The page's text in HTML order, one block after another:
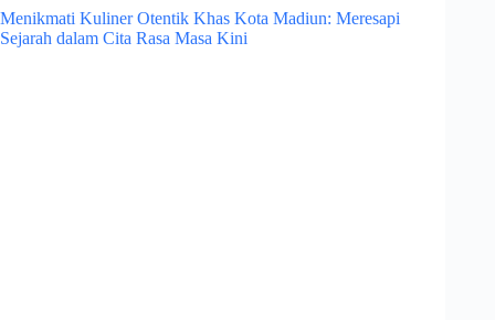
Menikmati Kuliner Otentik Khas Kota Madiun: Meresapi
Sejarah dalam Cita Rasa Masa Kini